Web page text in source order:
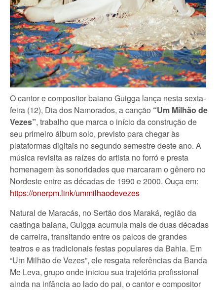
O cantor e compositor baiano Guigga lança nesta sexta-
feira (12), Dia dos Namorados, a canção “Um Milhão de
Vezes”, trabalho que marca o início da construção de
seu primeiro álbum solo, previsto para chegar às
plataformas digitais no segundo semestre deste ano. A
música revisita as raízes do artista no forró e presta
homenagem às sonoridades que marcaram o gênero no
Nordeste entre as décadas de 1990 e 2000. Ouça em:
https://onerpm.link/ummilhaodevezes
Natural de Maracás, no Sertão dos Maraká, região da
caatinga baiana, Guigga acumula mais de duas décadas
de carreira, transitando entre os palcos de grandes
teatros e as tradicionais festas populares da Bahia. Em
“Um Milhão de Vezes”, ele resgata referências da Banda
Me Leva, grupo onde iniciou sua trajetória profissional
ainda na infância ao lado do pai, o cantor e compositor